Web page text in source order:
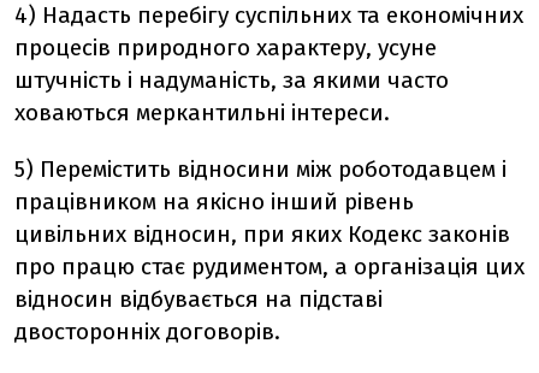
4) Надасть перебігу суспільних та економічних
процесів природного характеру, усуне
штучність і надуманість, за якими часто
ховаються меркантильні інтереси.
5) Перемістить відносини між роботодавцем і
працівником на якісно інший рівень
цивільних відносин, при яких Кодекс законів
про працю стає рудиментом, а організація цих
відносин відбувається на підставі
двосторонніх договорів.